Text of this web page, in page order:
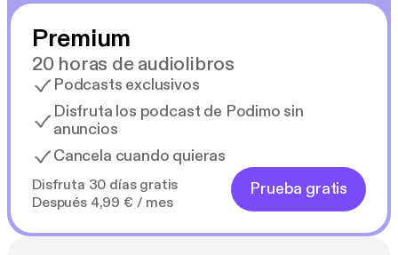
Premium
20 horas de audiolibros
Podcasts exclusivos
Disfruta los podcast de Podimo sin
anuncios
Cancela cuando quieras
Disfruta 30 días gratis
Después 4,99 € / mes
Prueba gratis